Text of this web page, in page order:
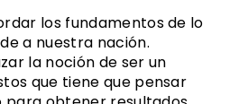
los fundamentos de lo
a nuestra nación.
la noción de ser un
que tiene que pensar